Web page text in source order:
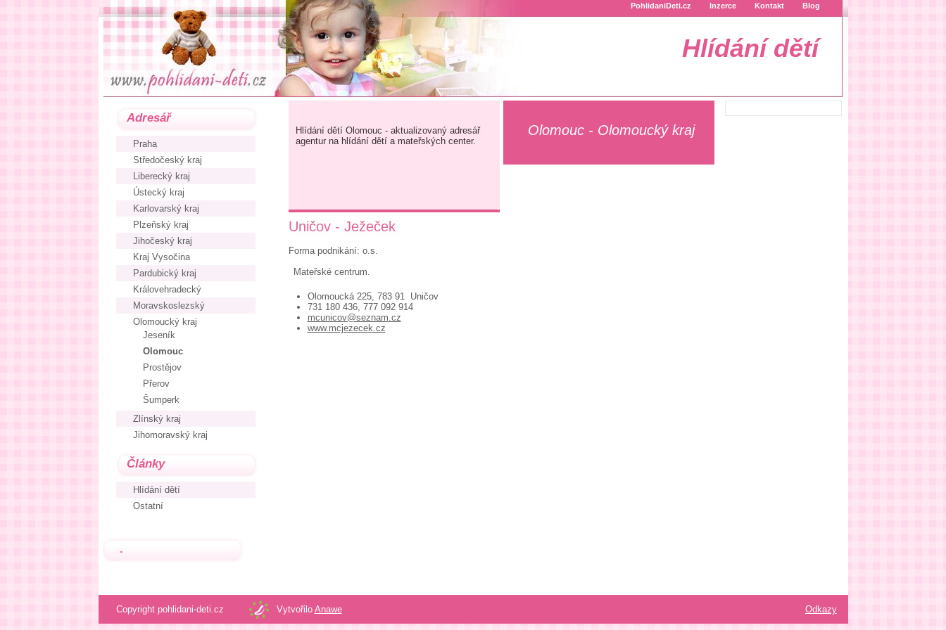
PohlidaniDeti.cz Inzerce Kontakt Blog
Hlídání dětí
Adresář
Praha
Středočeský kraj
Liberecký kraj
Ústecký kraj
Karlovarský kraj
Plzeňský kraj
Jihočeský kraj
Kraj Vysočina
Pardubický kraj
Královehradecký
Moravskoslezský
Olomoucký kraj
Jeseník
Olomouc
Prostějov
Přerov
Šumperk
Zlínský kraj
Jihomoravský kraj
Články
Hlídání dětí
Ostatní
.
Olomouc - Olomoucký kraj
Hlídání dětí Olomouc - aktualizovaný adresář
agentur na hlídání dětí a mateřských center.
Uničov - Ježeček
Forma podnikání: o.s.
Mateřské centrum.
Olomoucká 225, 783 91 Uničov
731 180 436, 777 092 914
mcunicov@seznam.cz
www.mcjezecek.cz
Copyright pohlidani-deti.cz Vytvořilo Anawe Odkazy